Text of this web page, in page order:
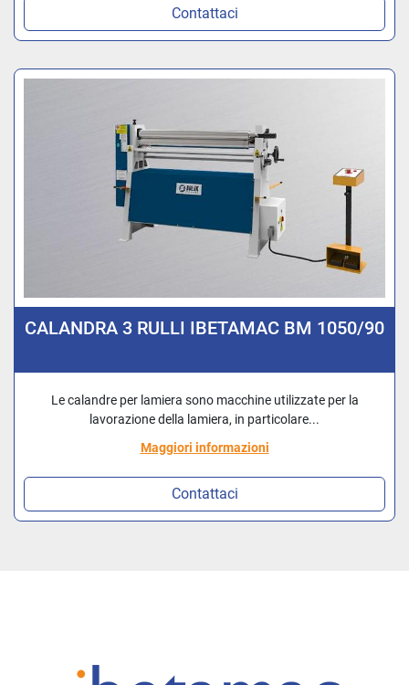
Contattaci
CALANDRA 3 RULLI IBETAMAC BM 1050/90
Le calandre per lamiera sono macchine utilizzate per la
lavorazione della lamiera, in particolare...
Maggiori informazioni
Contattaci